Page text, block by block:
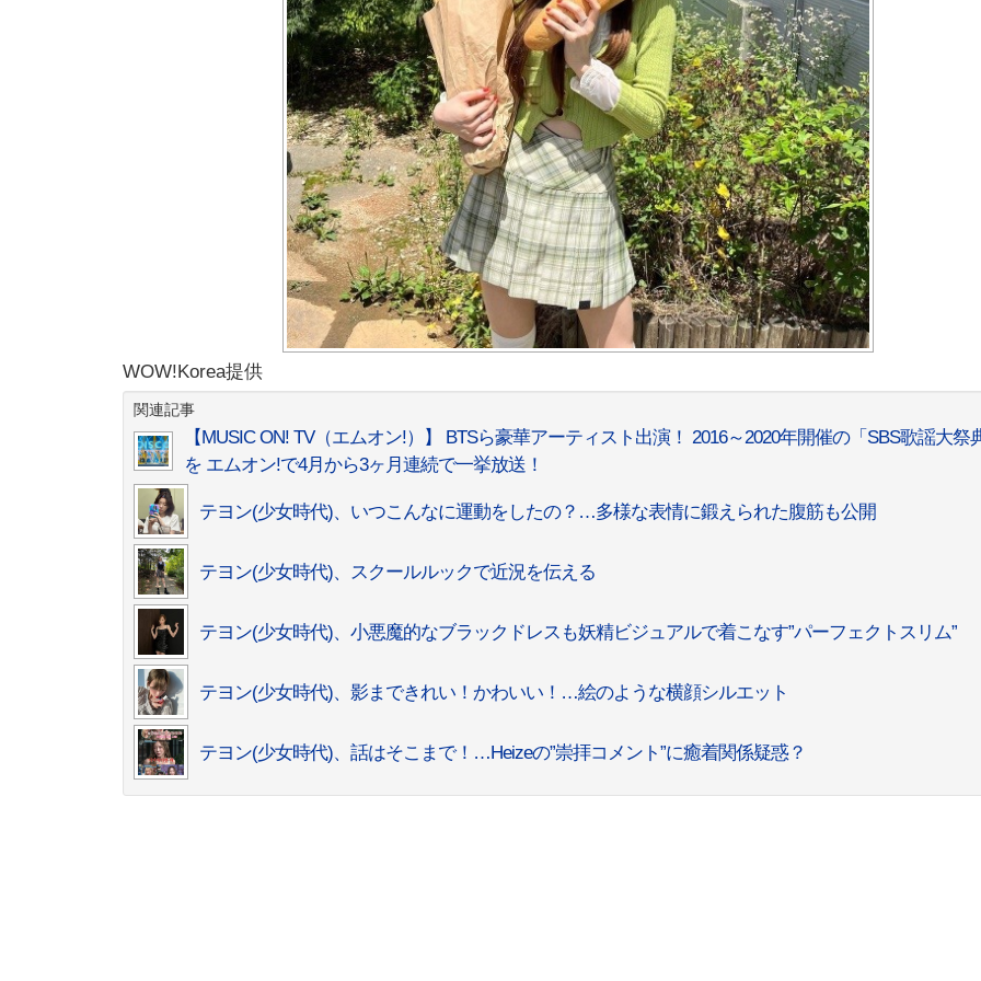
WOW!Korea提供
関連記事
【MUSIC ON! TV（エムオン!）】 BTSら豪華アーティスト出演！ 2016～2020年開催の「SBS歌謡大祭
を エムオン!で4月から3ヶ月連続で一挙放送！
テヨン(少女時代)、いつこんなに運動をしたの？…多様な表情に鍛えられた腹筋も公開
テヨン(少女時代)、スクールルックで近況を伝える
テヨン(少女時代)、小悪魔的なブラックドレスも妖精ビジュアルで着こなす”パーフェクトスリム”
テヨン(少女時代)、影まできれい！かわいい！…絵のような横顔シルエット
テヨン(少女時代)、話はそこまで！…Heizeの”崇拝コメント”に癒着関係疑惑？